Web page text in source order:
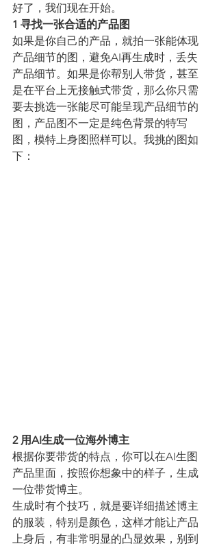
好了，我们现在开始。
1 寻找一张合适的产品图
如果是你自己的产品，就拍一张能体现
产品细节的图，避免AI再生成时，丢失
产品细节。如果是你帮别人带货，甚至
是在平台上无接触式带货，那么你只需
要去挑选一张能尽可能呈现产品细节的
图，产品图不一定是纯色背景的特写
图，模特上身图照样可以。我挑的图如
下：
2 用AI生成一位海外博主
根据你要带货的特点，你可以在AI生图
产品里面，按照你想象中的样子，生成
一位带货博主。
生成时有个技巧，就是要详细描述博主
的服装，特别是颜色，这样才能让产品
上身后，有非常明显的凸显效果，别到